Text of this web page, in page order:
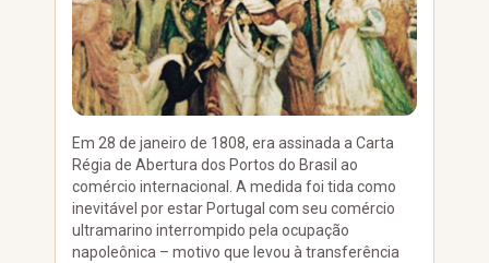
Em 28 de janeiro de 1808, era assinada a Carta
Régia de Abertura dos Portos do Brasil ao
comércio internacional. A medida foi tida como
inevitável por estar Portugal com seu comércio
ultramarino interrompido pela ocupação
napoleônica – motivo que levou à transferência